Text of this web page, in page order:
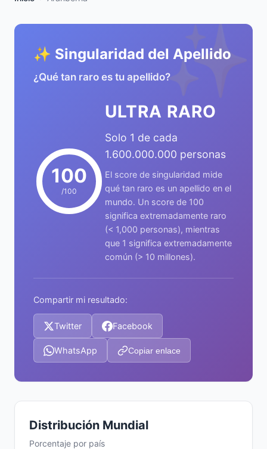
✨
✨ Singularidad del Apellido
¿Qué tan raro es tu apellido?
100
/100
ULTRA RARO
Solo 1 de cada
1.600.000.000 personas
El score de singularidad mide
qué tan raro es un apellido en el
mundo. Un score de 100
significa extremadamente raro
(< 1,000 personas), mientras
que 1 significa extremadamente
común (> 10 millones).
Compartir mi resultado:
Twitter Facebook
WhatsApp Copiar enlace
Distribución Mundial
Porcentaje por país